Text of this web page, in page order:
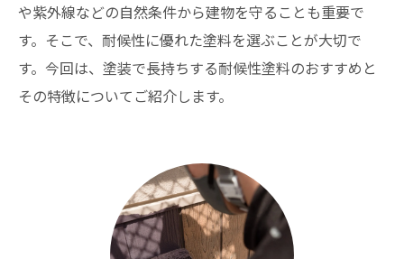
や紫外線などの自然条件から建物を守ることも重要で
す。そこで、耐候性に優れた塗料を選ぶことが大切で
す。今回は、塗装で長持ちする耐候性塗料のおすすめと
その特徴についてご紹介します。